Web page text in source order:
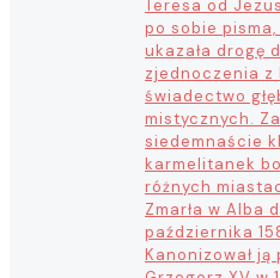
Teresa od
po sobie
ukazała drogę
zjednoczenia z
świadectwo
mistycznych.
siedemnaście
karmelitanek
różnych
Zmarła w Alba
października
Kanonizował ją